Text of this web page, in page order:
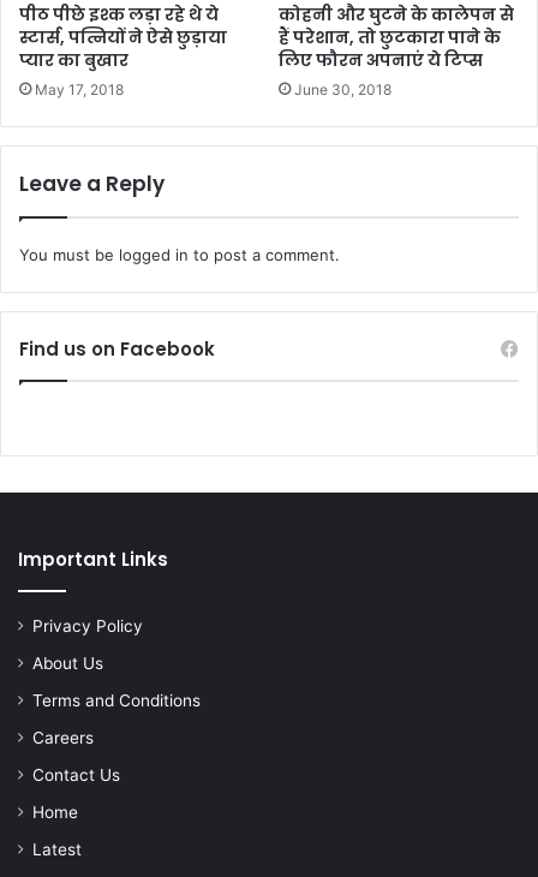
पीठ पीछे इश्क लड़ा रहे थे ये
स्टार्स, पत्नियों ने ऐसे छुड़ाया
प्यार का बुखार
May 17, 2018
कोहनी और घुटने के कालेपन से
हैं परेशान, तो छुटकारा पाने के
लिए फौरन अपनाएं ये टिप्स
June 30, 2018
Leave a Reply
You must be logged in to post a comment.
Find us on Facebook
Important Links
Privacy Policy
About Us
Terms and Conditions
Careers
Contact Us
Home
Latest